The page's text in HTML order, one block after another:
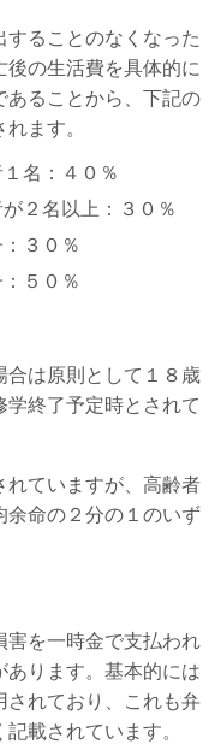
ることのなくなった
の生活費を具体的に
あることから、下記の
ます。
名：４０％
２名以上：３０％
：３ ０％
５０％
合は原則として１８歳
終了予定時とされて
れていますが、高齢者
余命の２分の１のいず
害を一時金で支払われ
あります。基本的には
されており、これも弁
載されています。